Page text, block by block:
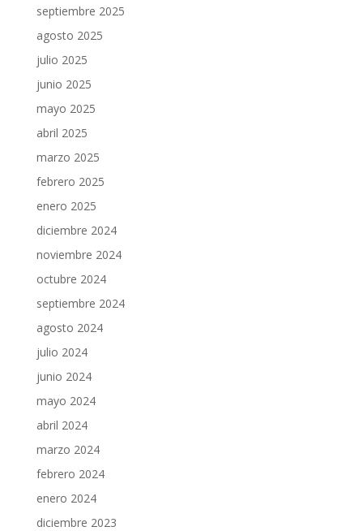
septiembre 2025
agosto 2025
julio 2025
junio 2025
mayo 2025
abril 2025
marzo 2025
febrero 2025
enero 2025
diciembre 2024
noviembre 2024
octubre 2024
septiembre 2024
agosto 2024
julio 2024
junio 2024
mayo 2024
abril 2024
marzo 2024
febrero 2024
enero 2024
diciembre 2023